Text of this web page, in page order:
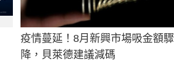
疫情蔓延！8月新興市場吸金額驟
降，貝萊德建議減碼